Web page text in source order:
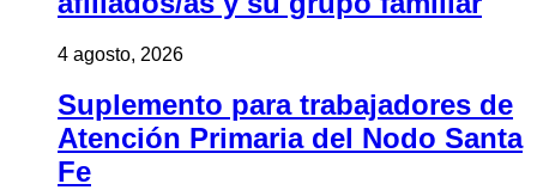
4 agosto, 2026
Suplemento para trabajadores de
Atención Primaria del Nodo Santa
Fe